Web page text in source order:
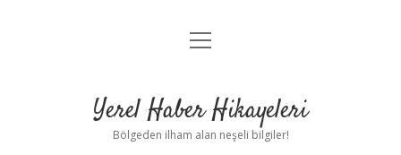
Anasayfa
Yasal Uyarı
menüyü
Yerel Haber Hikayeleri
Bölgeden ilham alan neşeli bilgiler!